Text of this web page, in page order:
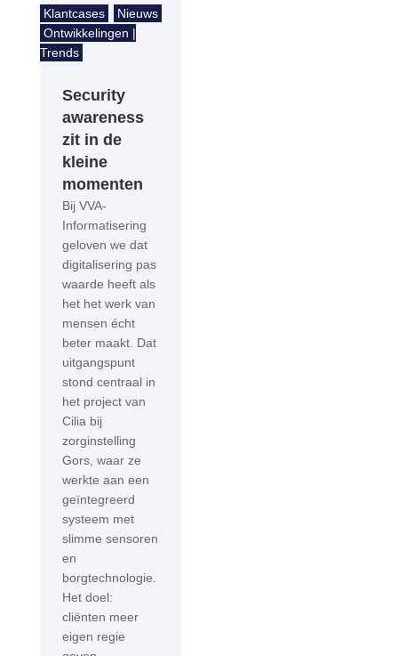
Klantcases
Nieuws
Ontwikkelingen |
Trends
Security
awareness
zit in de
kleine
momenten
Bij VVA-
Informatisering
geloven we dat
digitalisering pas
waarde heeft als
het het werk van
mensen écht
beter maakt. Dat
uitgangspunt
stond centraal in
het project van
Cilia bij
zorginstelling
Gors, waar ze
werkte aan een
geïntegreerd
systeem met
slimme sensoren
en
borgtechnologie.
Het doel:
cliënten meer
eigen regie